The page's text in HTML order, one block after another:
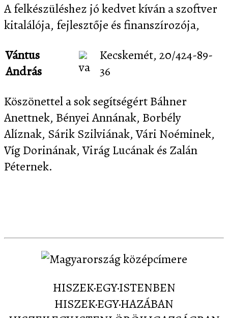
A felkészüléshez jó kedvet kíván a szoftver
kitalálója, fejlesztője és finanszírozója,
Vántus
András
Kecskemét, 20/424-89-
36
Köszönettel a sok segítségért Báhner
Anettnek, Bényei Annának, Borbély
Alíznak, Sárik Szilviának, Vári Noéminek,
Víg Dorinának, Virág Lucának és Zalán
Péternek.
HISZEK·EGY·ISTENBEN
HISZEK·EGY·HAZÁBAN